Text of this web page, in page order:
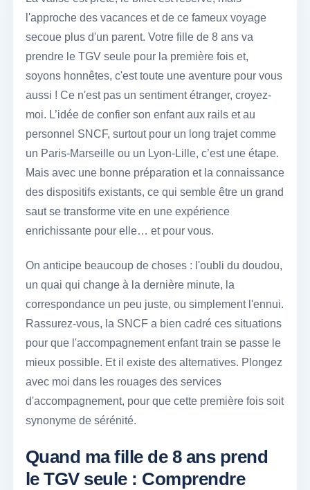
l'approche des vacances et de ce fameux voyage
secoue plus d'un parent. Votre fille de 8 ans va
prendre le TGV seule pour la première fois et,
soyons honnêtes, c'est toute une aventure pour vous
aussi ! Ce n'est pas un sentiment étranger, croyez-
moi. L’idée de confier son enfant aux rails et au
personnel SNCF, surtout pour un long trajet comme
un Paris-Marseille ou un Lyon-Lille, c’est une étape.
Mais avec une bonne préparation et la connaissance
des dispositifs existants, ce qui semble être un grand
saut se transforme vite en une expérience
enrichissante pour elle… et pour vous.
On anticipe beaucoup de choses : l'oubli du doudou,
un quai qui change à la dernière minute, la
correspondance un peu juste, ou simplement l'ennui.
Rassurez-vous, la SNCF a bien cadré ces situations
pour que l'accompagnement enfant train se passe le
mieux possible. Et il existe des alternatives. Plongez
avec moi dans les rouages des services
d'accompagnement, pour que cette première fois soit
synonyme de sérénité.
Quand ma fille de 8 ans prend
le TGV seule : Comprendre